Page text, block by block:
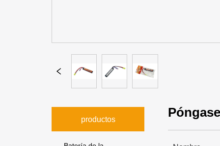
productos